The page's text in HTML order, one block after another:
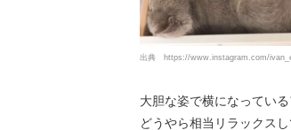
出典 https://www.instagram.com/
大胆な姿で横になってい
どうやら相当リラックス